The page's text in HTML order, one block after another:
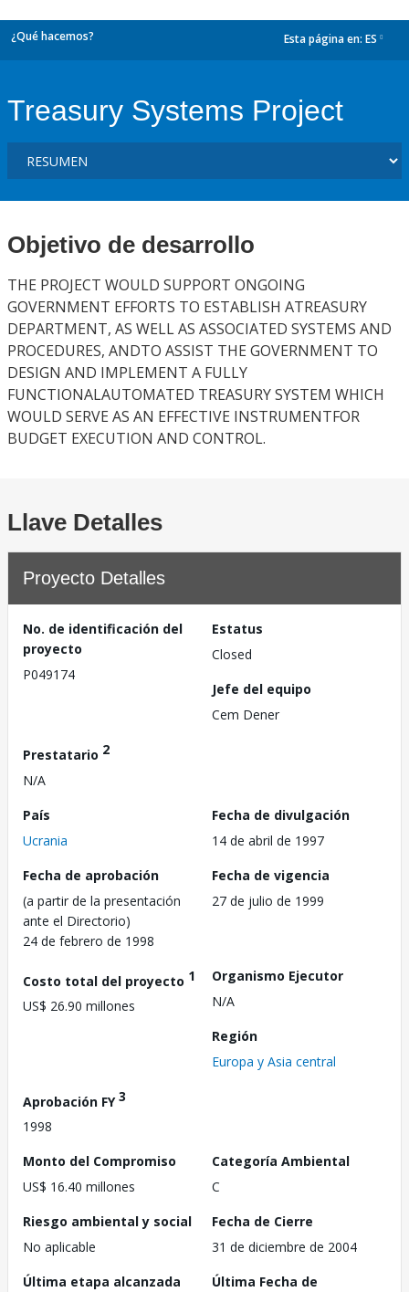
¿Qué hacemos? Esta página en: ES
Treasury Systems Project
Objetivo de desarrollo
THE PROJECT WOULD SUPPORT ONGOING
GOVERNMENT EFFORTS TO ESTABLISH ATREASURY
DEPARTMENT, AS WELL AS ASSOCIATED SYSTEMS AND
PROCEDURES, ANDTO ASSIST THE GOVERNMENT TO
DESIGN AND IMPLEMENT A FULLY
FUNCTIONALAUTOMATED TREASURY SYSTEM WHICH
WOULD SERVE AS AN EFFECTIVE INSTRUMENTFOR
BUDGET EXECUTION AND CONTROL.
Llave Detalles
Proyecto Detalles
No. de identificación del
proyecto
P049174
Estatus
Closed
Jefe del equipo
Cem Dener
Prestatario 2
N/A
País
Ucrania
Fecha de divulgación
14 de abril de 1997
Fecha de aprobación
(a partir de la presentación
ante el Directorio)
24 de febrero de 1998
Fecha de vigencia
27 de julio de 1999
Costo total del proyecto 1
US$ 26.90 millones
Organismo Ejecutor
N/A
Región
Europa y Asia central
Aprobación FY3
1998
Monto del Compromiso
US$ 16.40 millones
Categoría Ambiental
C
Riesgo ambiental y social
No aplicable
Fecha de Cierre
31 de diciembre de 2004
Última etapa alcanzada
Última Fecha de